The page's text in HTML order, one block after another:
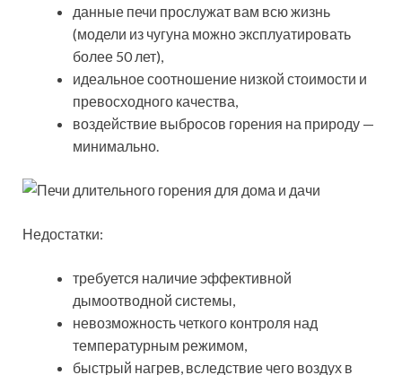
данные печи прослужат вам всю жизнь
(модели из чугуна можно эксплуатировать
более 50 лет),
идеальное соотношение низкой стоимости и
превосходного качества,
воздействие выбросов горения на природу —
минимально.
Недостатки:
требуется наличие эффективной
дымоотводной системы,
невозможность четкого контроля над
температурным режимом,
быстрый нагрев, вследствие чего воздух в